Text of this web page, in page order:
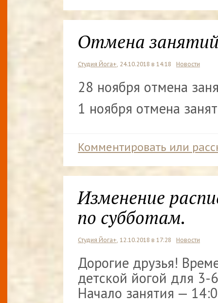
Отмена
Студия Йога+, 24.10.2018 в 14:18 Новости
28 ноября отмена
1 ноября отмена
Комментировать или
Изменение
по субботам.
Студия Йога+ , 12.10.2018 в 17:28 Новости
Дорогие друзья!
детской йогой для 3-
Начало занятия —